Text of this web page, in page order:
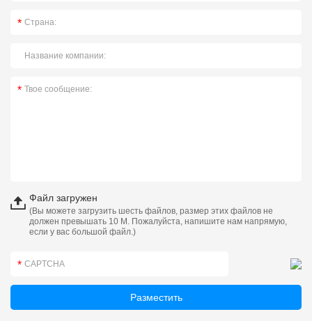
Файл загружен
(Вы можете загрузить шесть файлов, размер этих файлов не
должен превышать 10 М. Пожалуйста, напишите нам напрямую,
если у вас большой файл.)